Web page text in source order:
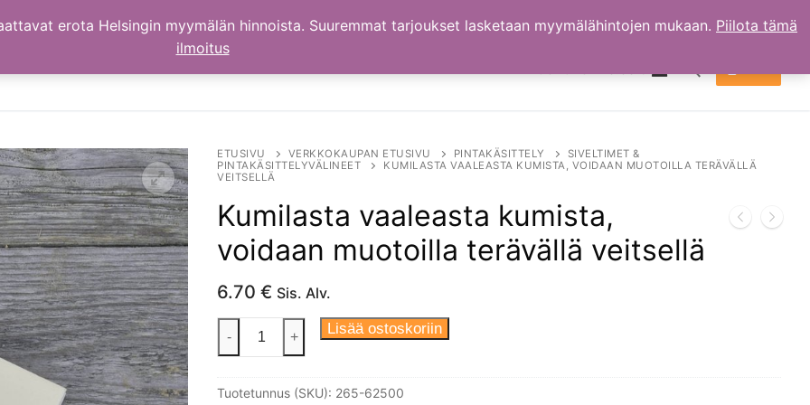
Hae:
ETUSIVU VERKKOKAUPAN ETUSIVU PINTAKÄSITTELY
SIVELTIMET &
PINTAKÄSITTELYVÄLINEET
KUMILASTA VAALEASTA KUMISTA, VOIDAAN MUOTOILLA TERÄVÄLLÄ
VEITSELLÄ
Kumilasta vaaleasta kumista,
voidaan muotoilla terävällä veitsellä
6.70 € Sis. Alv.
Kumilasta
voidaan
- + Lisää ostoskoriin
Tuotetunnus (SKU): 265-62500
erota Helsingin myymälän hinnoista. Suuremmat tarjoukset lasketaan myymälähintojen mukaan. Piilota tämä
ilmoitus